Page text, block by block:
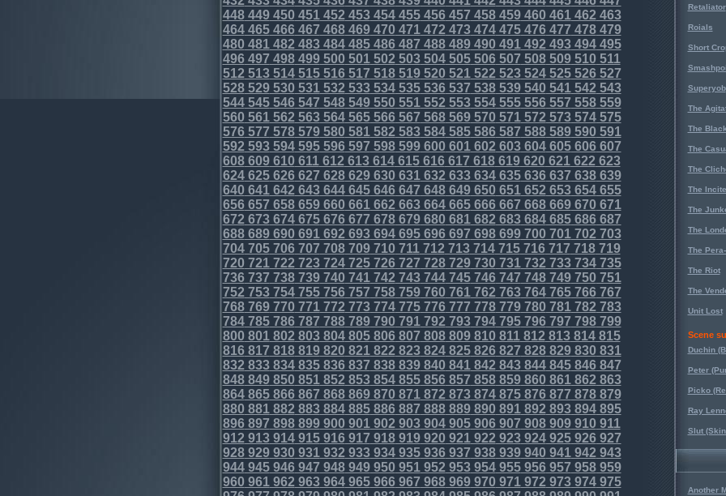
448449450451452 453454455456457 458459460461462 463
464465466467 468469470471472 473474475476477 478479
480481482 483484485486487 488489490491492 493494495
496497 498499500501502 503504505506507 508509510511
512 513514515516517 518519520521522 523524525526527
528529530531532 533534535536537 538539540541542 543
544545546547 548549550551552 553554555556557 558559
560561562 563564565566567 568569570571572 573574575
576577 578579580581582 583584585586587 588589590591
592 593594595596597 598599600601602 603604605606607
608609610611612 613614615616617 618619620621622 623
624625626627 628629630631632 633634635636637 638639
640641642 643644645646647 648649650651652 653654655
656657 658659660661662 663664665666667 668669670671
672 673674675676677 678679680681682 683684685686687
688689690691692 693694695696697 698699700701702 703
704705706707 708709710711712 713714715716717 718719
720721722 723724725726727 728729730731732 733734735
736737 738739740741742 743744745746747 748749750751
752 753754755756757 758759760761762 763764765766767
768769770771772 773774775776777 778779780781782 783
784785786787 788789790791792 793794795796797 798799
800801802 803804805806807 808809810811812 813814815
816817 818819820821822 823824825826827 828829830831
832 833834835836837 838839840841842 843844845846847
848849850851852 853854855856857 858859860861862 863
864865866867 868869870871872 873874875876877 878879
880881882 883884885886887 888889890891892 893894895
896897 898899900901902 903904905906907 908909910911
912 913914915916917 918919920921922 923924925926927
928929930931932 933934935936937 938939940941942 943
944945946947 948949950951952 953954955956957 958959
960961962 963964965966967 968969970971972 973974975
Retaliator
Roials
Short
Superyob
The
The
The
The
The
The
The
The
The Riot
The
Unit Lost
Scene
Duchin
Peter
Picko
Ray
Slut
Another